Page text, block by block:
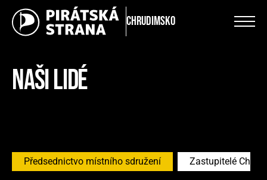
Chrudimsko
NAŠI LIDÉ
Předsednictvo místního sdružení Zastupitelé